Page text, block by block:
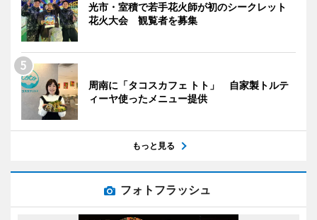
光市・室積で若手花火師が初のシークレット
花火大会 観覧者を募集
周南に「タコスカフェ トト」 自家製トルテ
ィーヤ使ったメニュー提供
もっと見る
フォトフラッシュ